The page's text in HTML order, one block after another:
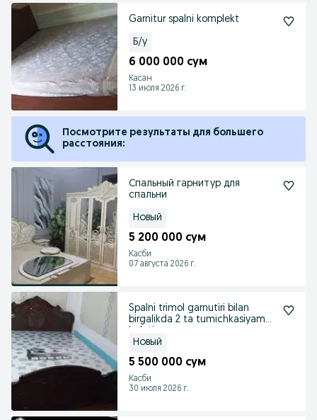
Garnitur spalni komplekt
Б/у
6 000 000 сум
Касан
13 июля 2026 г.
Посмотрите результаты для большего
расстояния:
Спальный гарнитур для
спальни
Новый
5 200 000 сум
Касби
07 августа 2026 г.
Spalni trimol garnutiri bilan
birgalikda 2 ta tumichkasiyam
Новый
5 500 000 сум
Касби
30 июля 2026 г.